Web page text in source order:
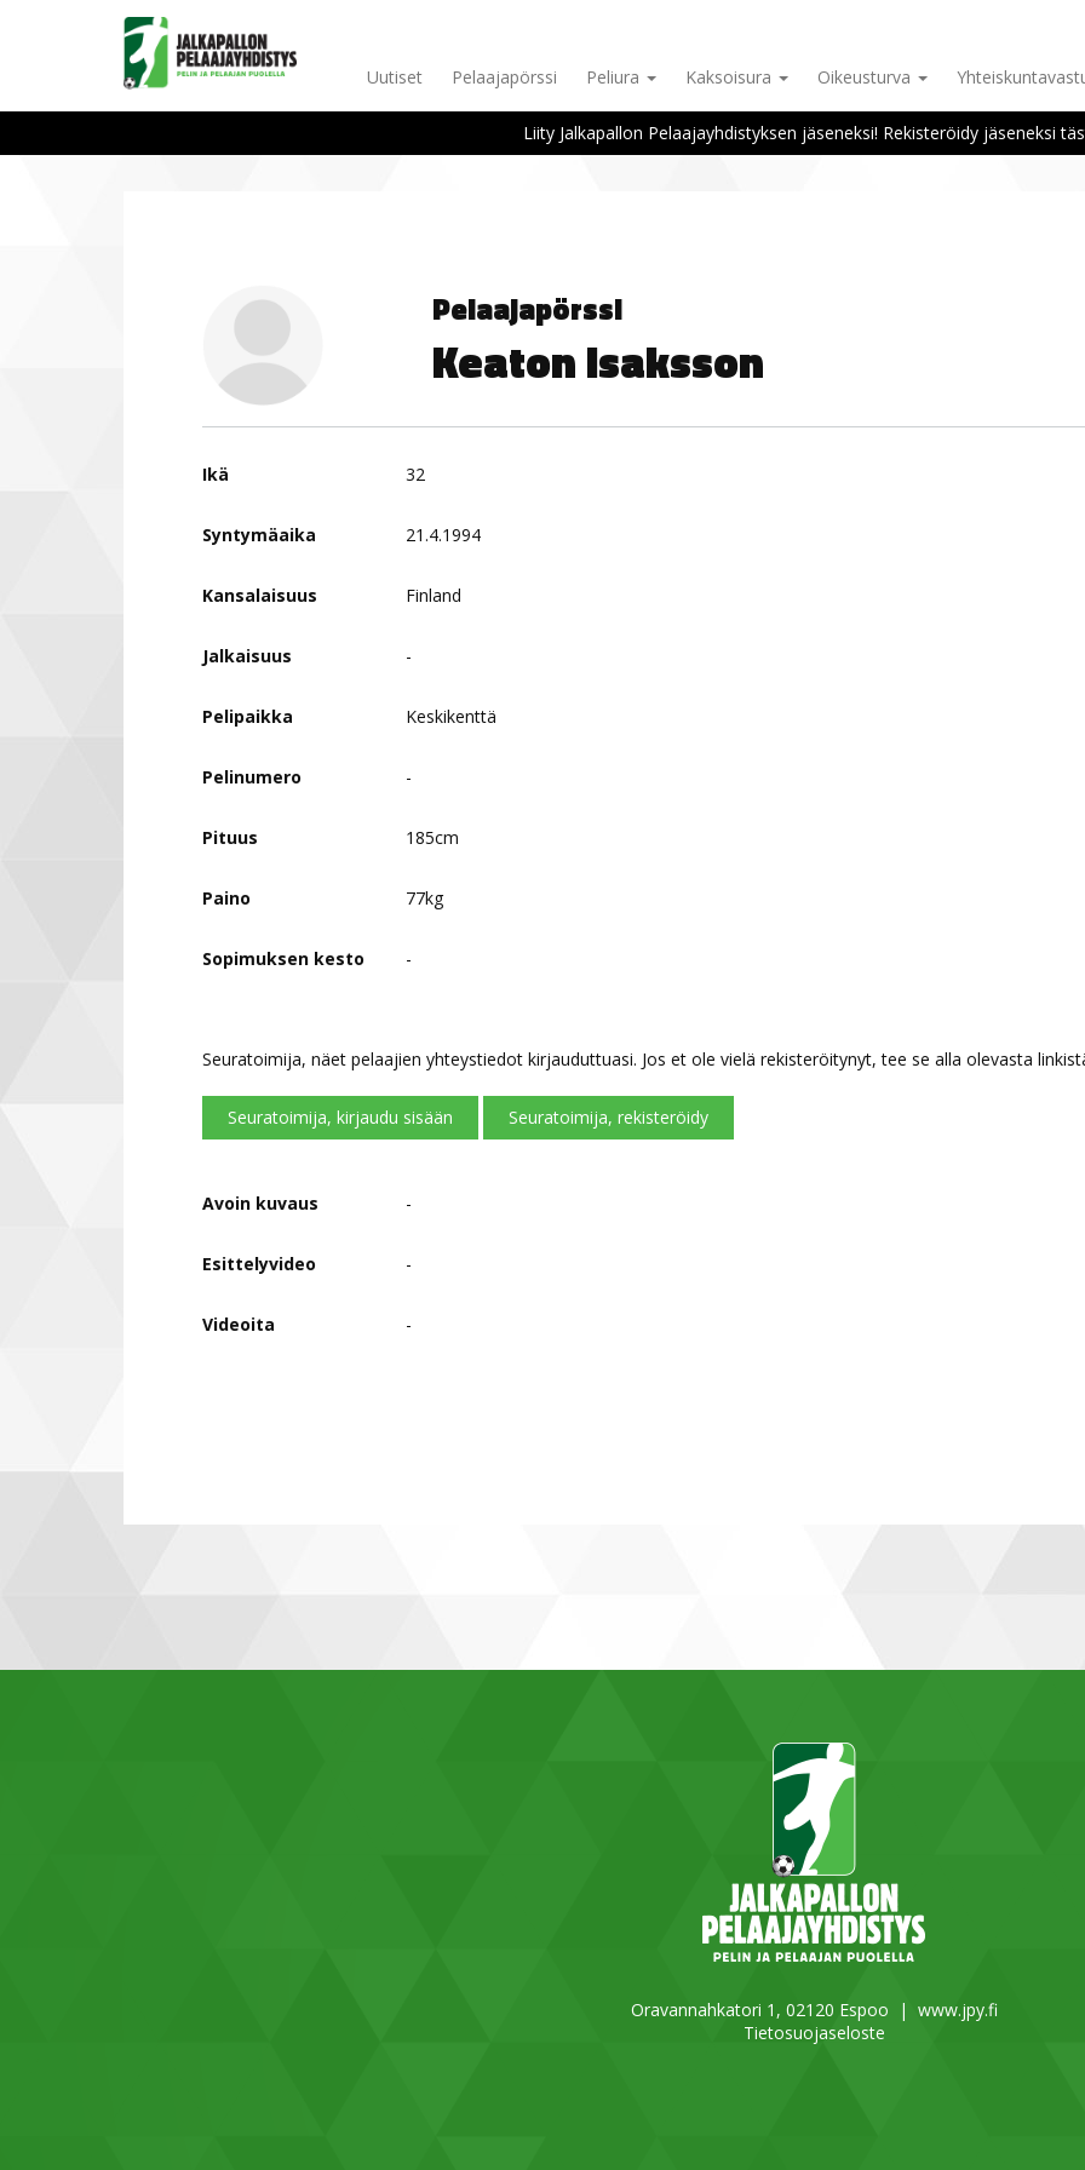
Uutiset Pelaajapörssi Peliura Kaksoisura Oikeusturva
Liity Jalkapallon Pelaajayhdistyksen jäseneksi! Rekisteröidy jäseneksi
Pelaajapörssi
Keaton Isaksson
Ikä 32
Syntymäaika 21.4.1994
Kansalaisuus Finland
Jalkaisuus -
Pelipaikka Keskikenttä
Pelinumero -
Pituus 185cm
Paino 77kg
Sopimuksen kesto -
Seuratoimija, näet pelaajien yhteystiedot kirjauduttuasi. Jos et ole vielä rekisteröitynyt, tee se alla olevasta
Seuratoimija, kirjaudu sisään Seuratoimija, rekisteröidy
Avoin kuvaus -
Esittelyvideo -
Videoita -
Oravannahkatori 1, 02120 Espoo | www.jpy.fi
Tietosuojaseloste